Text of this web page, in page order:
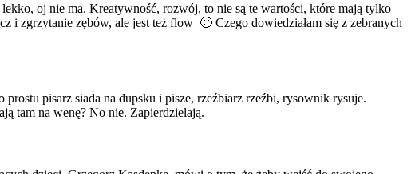
oj nie ma. Kreatywność, rozwój, to nie są te wartości, które mają tylko
i zgrzytanie zębów, ale jest też flow 🙂 Czego dowiedziałam się z zebranych
pisarz siada na dupsku i pisze, rzeźbiarz rzeźbi, rysownik rysuje.
tam na wenę? No nie. Zapierdzielają.